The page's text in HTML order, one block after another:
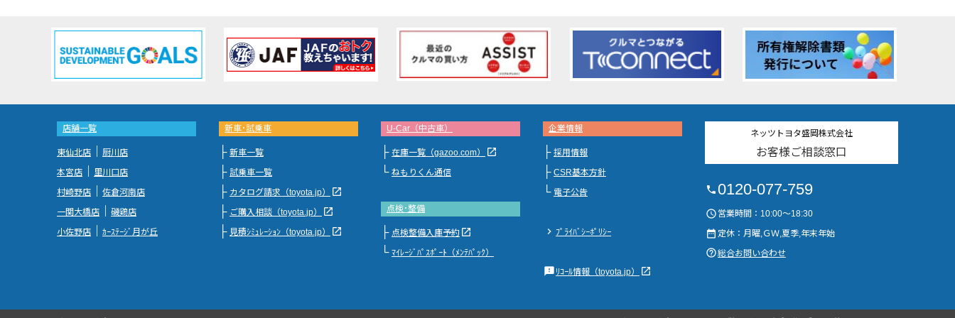
店舗一覧
東仙北店
厨川店
本宮店
里川口店
村崎野店
佐倉河南店
一関大橋店
磯鶏店
小佐野店
ｶｰｽﾃｰｼﾞ月が丘
新車･試乗車
├ 新車一覧
├ 試乗車一覧
├ カタログ請求（toyota.jp） launch
├ ご購入相談（toyota.jp） launch
├ 見積ｼﾐｭﾚｰｼｮﾝ（toyota.jp） launch
U-Car（中古車）
├ 在庫一覧（gazoo.com） launch
└ ねもりくん通信
点検･整備
├ 点検整備入庫予約 launch
└ ﾏｲﾚｰｼﾞﾊﾟｽﾎﾟｰﾄ（ﾒﾝﾃﾊﾟｯｸ）
企業情報
├ 採用情報
├ CSR基本方針
└ 電子公告
chevron_right ﾌﾟﾗｲﾊﾞｼｰﾎﾟﾘｼｰ
feedback ﾘｺｰﾙ情報（toyota.jp） launch
ネッツトヨタ盛岡株式会社
お客様ご相談窓口
phone0120-077-759
access_time 営業時間：10:00～18:30
date_range 定休：月曜,ＧＷ,夏季,年末年始
help_outline総合お問い合わせ